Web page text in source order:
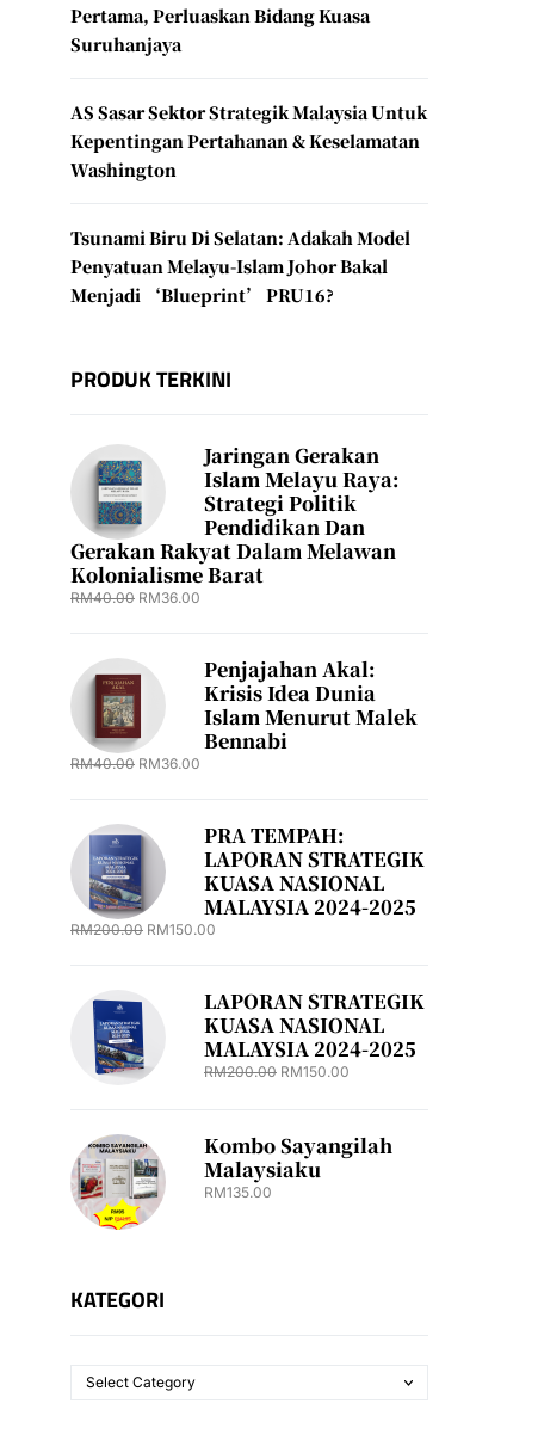
Pertama, Perluaskan Bidang Kuasa
Suruhanjaya
AS Sasar Sektor Strategik Malaysia Untuk
Kepentingan Pertahanan & Keselamatan
Washington
Tsunami Biru Di Selatan: Adakah Model
Penyatuan Melayu-Islam Johor Bakal
Menjadi ‘Blueprint’ PRU16?
PRODUK TERKINI
Jaringan Gerakan
Islam Melayu Raya:
Strategi Politik
Pendidikan Dan
Gerakan Rakyat Dalam Melawan
Kolonialisme Barat
RM40.00 RM36.00
Penjajahan Akal:
Krisis Idea Dunia
Islam Menurut Malek
Bennabi
RM40.00 RM36.00
PRA TEMPAH:
LAPORAN STRATEGIK
KUASA NASIONAL
MALAYSIA 2024-2025
RM200.00 RM150.00
LAPORAN STRATEGIK
KUASA NASIONAL
MALAYSIA 2024-2025
RM200.00 RM150.00
Kombo Sayangilah
Malaysiaku
RM135.00
KATEGORI